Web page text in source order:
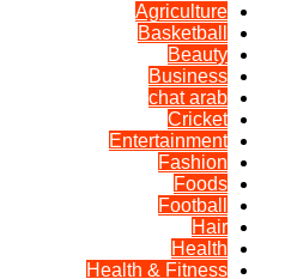
Agriculture
Basketball
Beauty
Business
chat arab
Cricket
Entertainment
Fashion
Foods
Football
Hair
Health
Health & Fitness